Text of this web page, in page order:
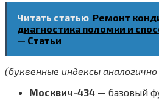
Читать статью Ремонт
диагностика поломки и
— Статьи
(буквенные индексы
Москвич-434 — базовый